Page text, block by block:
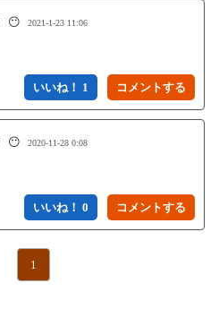
😶 2021-1-23 11:06
いいね！ 1
😶 2020-11-28 0:08
いいね！ 0
1